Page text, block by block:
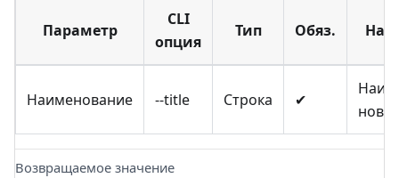
Параметр
CLI
опция
Тип Обяз.
Наименование --title Строка ✔
Возвращаемое значение